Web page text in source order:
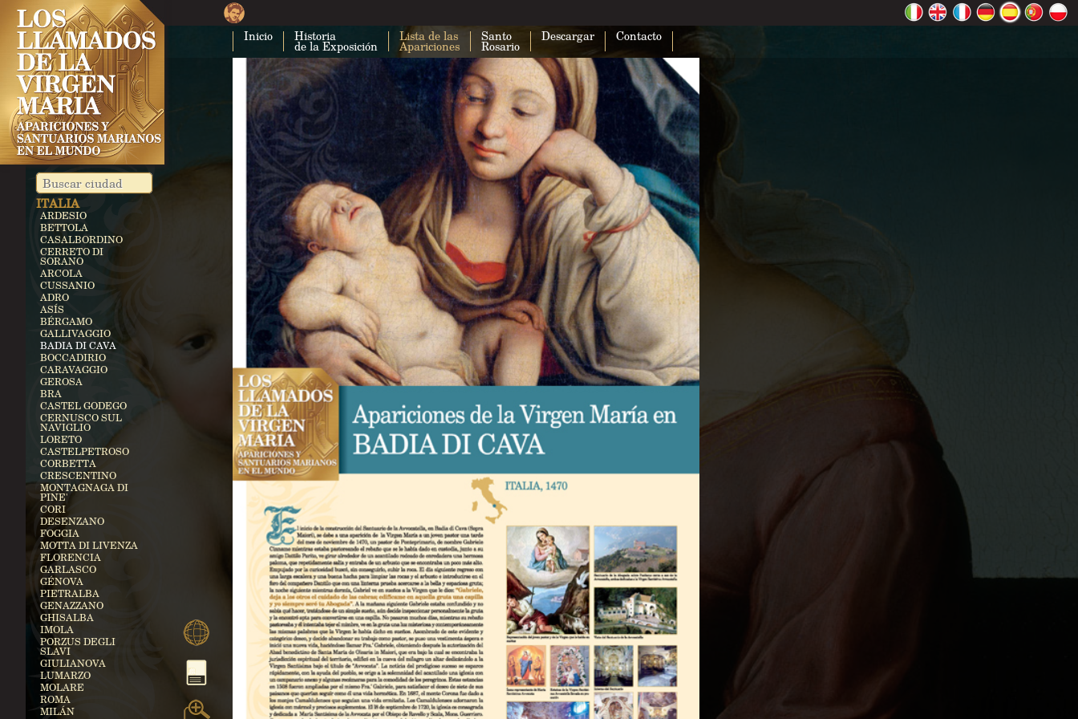
Inicio Historia
de la Exposición
Lista de las
Apariciones
Santo
Rosario
Descargar Contacto
Esta página no puede cargar Google Maps
correctamente.
¿Eres el propietario de este sitio web?
CUBA
COSTA RICA
CARTAGO
EGIPTO
ZEITÚN
ALEMANIA
KEVELAER
HEROLDSBACH
HEEDE
MARIENFRIED
INDIA
VAILANKANNI
KALLIKULAM
ITALIA
ARDESIO
BETTOLA
CASALBORDINO
CERRETO DI
SORANO
ARCOLA
CUSSANIO
ADRO
ASÍS
BÉRGAMO
GALLIVAGGIO
BADIA DI CAVA
BOCCADIRIO
CARAVAGGIO
GEROSA
BRA
CASTEL GODEGO
CERNUSCO SUL
NAVIGLIO
LORETO
CASTELPETROSO
CORBETTA
CRESCENTINO
MONTAGNAGA DI
PINE'
CORI
DESENZANO
FOGGIA
MOTTA DI LIVENZA
FLORENCIA
GARLASCO
GÉNOVA
PIETRALBA
GENAZZANO
GHISALBA
IMOLA
PORZUS DEGLI
SLAVI
GIULIANOVA
LUMARZO
MOLARE
ROMA
MILÁN